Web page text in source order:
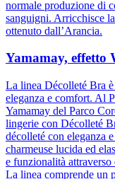
normale produzione di
sanguigni. Arricchisce
ottenuto dall’Arancia.
Yamamay, effetto
La linea Décolleté Bra
eleganza e comfort. Al
Yamamay del Parco
lingerie con Décolleté
décolleté con eleganza
charmeuse lucida ed
e funzionalità attraverso
La linea comprende un